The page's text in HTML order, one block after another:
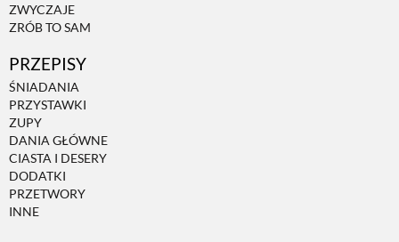
ZWYCZAJE
ZRÓB TO SAM
PRZEPISY
ŚNIADANIA
PRZYSTAWKI
ZUPY
DANIA GŁÓWNE
CIASTA I DESERY
DODATKI
PRZETWORY
INNE